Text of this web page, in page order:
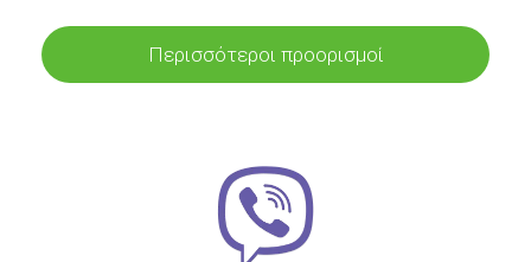
Περισσότεροι προορισμοί